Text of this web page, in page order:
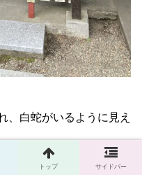
、白蛇がいるように見え
トップ サイドバー